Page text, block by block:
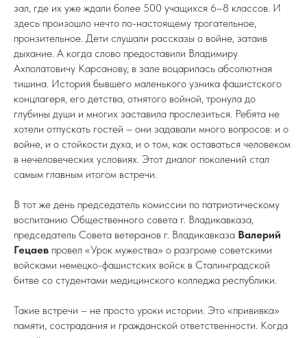
зал, где их уже ждали более 500 учащихся 6–8 классов. И
здесь произошло нечто по-настоящему трогательное,
пронзительное. Дети слушали рассказы о войне, затаив
дыхание. А когда слово предоставили Владимиру
Ахполатовичу Карсанову, в зале воцарилась абсолютная
тишина. История бывшего маленького узника фашистского
концлагеря, его детства, отнятого войной, тронула до
глубины души и многих заставила прослезиться. Ребята не
хотели отпускать гостей – они задавали много вопросов: и о
войне, и о стойкости духа, и о том, как оставаться человеком
в нечеловеческих условиях. Этот диалог поколений стал
самым главным итогом встречи.
В тот же день председатель комиссии по патриотическому
воспитанию Общественного совета г. Владикавказа,
председатель Совета ветеранов г. Владикавказа Валерий
Гецаев провел «Урок мужества» о разгроме советскими
войсками немецко-фашистских войск в Сталинградской
битве со студентами медицинского колледжа республики.
Такие встречи – не просто уроки истории. Это «прививка»
памяти, сострадания и гражданской ответственности. Когда